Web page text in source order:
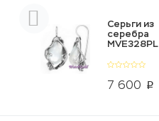
7 600 p
Серьги из
серебра
MVE328PL